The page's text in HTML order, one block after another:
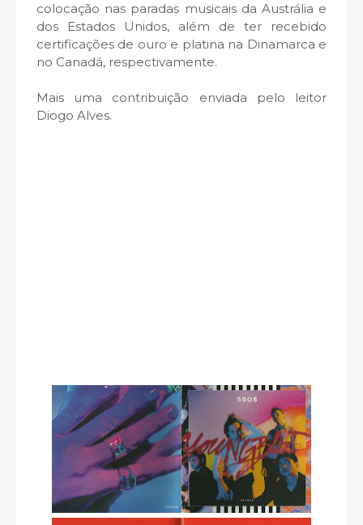
colocação nas paradas musicais da Austrália e
dos Estados Unidos, além de ter recebido
certificações de ouro e platina na Dinamarca e
no Canadá, respectivamente.
Mais uma contribuição enviada pelo leitor
Diogo Alves.